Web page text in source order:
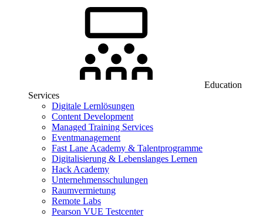
Education
Services
Digitale Lernlösungen
Content Development
Managed Training Services
Eventmanagement
Fast Lane Academy & Talentprogramme
Digitalisierung & Lebenslanges Lernen
Hack Academy
Unternehmensschulungen
Raumvermietung
Remote Labs
Pearson VUE Testcenter